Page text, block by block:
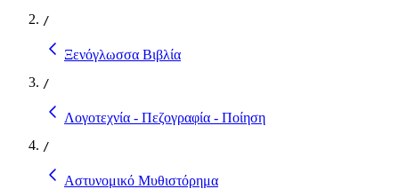
/
Ξενόγλωσσα Βιβλία
/
Λογοτεχνία - Πεζογραφία - Ποίηση
/
Αστυνομικό Μυθιστόρημα